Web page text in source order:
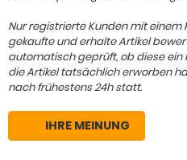
Nur registrierte Kunden mit einem
gekaufte und erhalte Artikel
automatisch geprüft, ob diese
die Artikel tatsächlich erworben
nach frühestens 24h statt.
IHRE MEINUNG